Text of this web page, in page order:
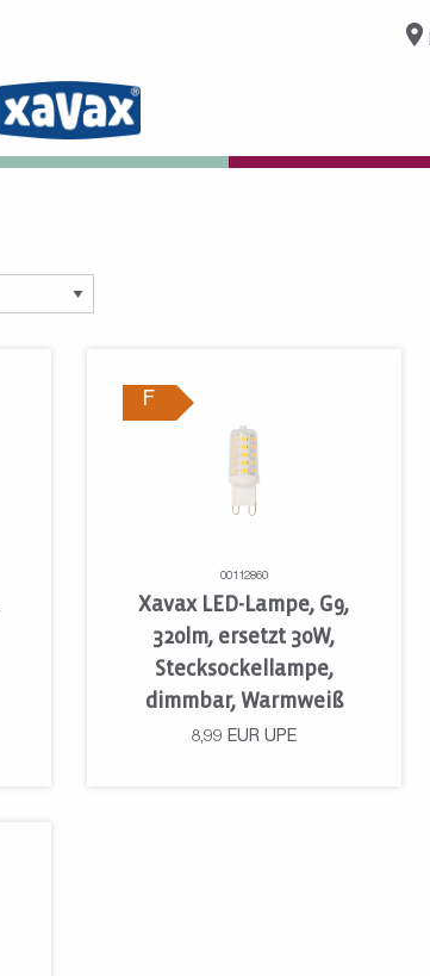
F
00112860
Xavax LED-Lampe, G9,
320lm, ersetzt 30W,
Stecksockellampe,
dimmbar, Warmweiß
8,99 EUR UPE